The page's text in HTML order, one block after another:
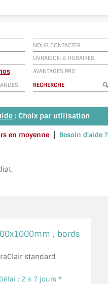
NOUS CONTACTER
LIVRAISON & HORAIRES
AVANTAGES PRO
: Choix par utilisation
en moyenne| Besoin d'aide ?
, bords
standard
Délai : 2 a 7 jours *